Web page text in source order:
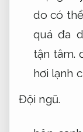
do có
quá đa
tận tâm.
hơi lạnh
Đội ngũ.